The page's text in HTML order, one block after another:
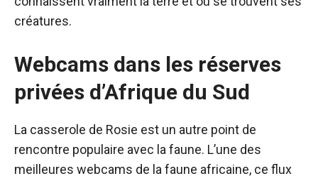
créatures.
Webcams dans les réserves
privées d’Afrique du Sud
La casserole de Rosie est un autre point de
rencontre populaire avec la faune. L’une des
meilleures webcams de la faune africaine, ce flux